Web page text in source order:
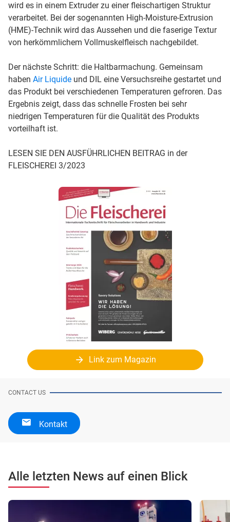
wird es in einem Extruder zu einer fleischartigen Struktur
verarbeitet. Bei der sogenannten High-Moisture-Extrusion
(HME)-Technik wird das Aussehen und die faserige Textur
von herkömmlichem Vollmuskelfleisch nachgebildet.
Der nächste Schritt: die Haltbarmachung. Gemeinsam
haben Air Liquide und DIL eine Versuchsreihe gestartet und
das Produkt bei verschiedenen Temperaturen gefroren. Das
Ergebnis zeigt, dass das schnelle Frosten bei sehr
niedrigen Temperaturen für die Qualität des Produkts
vorteilhaft ist.
LESEN SIE DEN AUSFÜHRLICHEN BEITRAG in der
FLEISCHEREI 3/2023
Link zum Magazin
CONTACT US
Kontakt
Alle letzten News auf einen Blick